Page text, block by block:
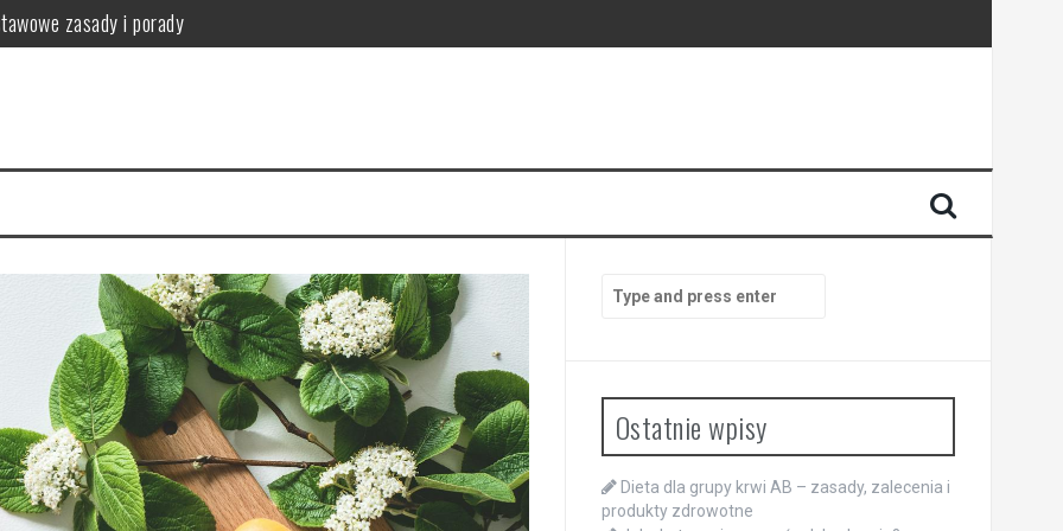
zasady i porady
jadłospis
utrata wagi
i przepisy
Search
for:
Ostatnie wpisy
Dieta dla grupy krwi AB – zasady, zalecenia i
produkty zdrowotne